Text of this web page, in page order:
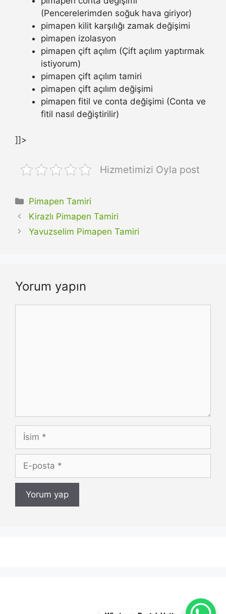
(Pencerelerimden soğuk hava giriyor)
pimapen kilit karşılığı zamak değişimi
pimapen izolasyon
pimapen çift açılım (Çift açılım yaptırmak
istiyorum)
pimapen çift açılım tamiri
pimapen çift açılım değişimi
pimapen fitil ve conta değişimi (Conta ve
fitil nasıl değiştirilir)
]]>
Hizmetimizi Oyla post
Kategoriler
Pimapen Tamiri
Kirazlı Pimapen Tamiri
Yavuzselim Pimapen Tamiri
Yorum yapın
İsim
posta